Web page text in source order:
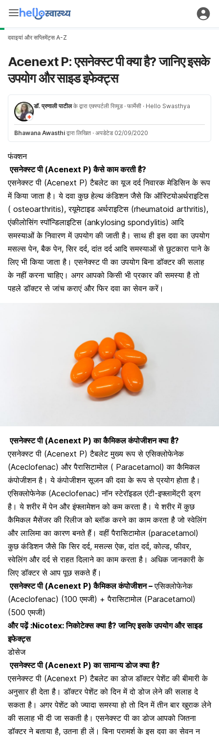
दवाइयां और सप्लिमेंट्स A-Z
Acenext P: एसनेक्स्ट पी क्या है? जानिए इसके
उपयोग और साइड इफेक्ट्स
डॉ. प्रणाली पाटीलके द्वारा एक्स्पर्टली रिव्यूड · फार्मेसी · Hello Swasthya
Bhawana Awasthi द्वारा लिखित · अपडेटेड 02/09/2020
फंक्शन
एसनेक्स्ट पी (Acenext P) कैसे काम करती है?
एसनेक्स्ट पी (Acenext P) टैबलेट का यूज दर्द निवारक मेडिसिन के रूप
में किया जाता है। ये दवा कुछ हेल्थ कंडिशन जैसे कि ऑस्टियोअर्थराइटिस
( osteoarthritis), रयूमेटाइड अर्थराइटिस (rheumatoid arthritis),
एंकीलोसिंग स्पॉन्डिलाइटिस (ankylosing spondylitis) आदि
समस्याओं के निवारण में उपयोग की जाती है। साथ ही इस दवा का उपयोग
मसल्स पेन, बैक पेन, सिर दर्द, दांत दर्द आदि समस्याओं से छुटकारा पाने के
लिए भी किया जाता है। एसनेक्स्ट पी का उपयोग बिना डॉक्टर की सलाह
के नहीं करना चाहिए। अगर आपको किसी भी प्रकार की समस्या है तो
पहले डॉक्टर से जांच कराएं और फिर दवा का सेवन करें।
एसनेक्स्ट पी (Acenext P) का कैमिकल कंपोजीशन क्या है?
एसनेक्स्ट पी (Acenext P) टैबलेट मुख्य रूप से एसिक्लोफेनेक
(Aceclofenac) और पैरासिटामोल ( Paracetamol) का कैमिकल
कंपोजीशन है। ये कंपोजीशन सूजन की दवा के रूप से प्रयोग होता है।
एसिक्लोफेनेक (Aceclofenac) नॉन स्टेराॅइडल एंटी-इफ्लामेंट्री ड्रग
है। ये शरीर में पेन और इंफ्लामेशन को कम करता है। ये शरीर में कुछ
कैमिकल मैसेंजर की रिलीज को ब्लॉक करने का काम करता है जो स्वेलिंग
और लालिमा का कारण बनते हैं। वहीं पैरासिटामोल (paracetamol)
कुछ कंडिशन जैसे कि सिर दर्द, मसल्स ऐक, दांत दर्द, कोल्ड, फीवर,
स्वेलिंग और दर्द से राहत दिलाने का काम करता है। अधिक जानकारी के
लिए डॉक्टर से आप पूछ सकते हैं।
एसनेक्स्ट पी (Acenext P)कैमिकल कंपोजीशन –एसिक्लोफेनेक
(Aceclofenac) (100 एमजी) + पैरासिटामोल (Paracetamol)
(500 एमजी)
और पढ़ें :Nicotex: निकोटेक्स क्या है? जानिए इसके उपयोग और साइड
इफेक्ट्स
डोसेज
एसनेक्स्ट पी (Acenext P)का सामान्य डोज क्या है?
एसनेक्स्ट पी (Acenext P) टैबलेट का डोज डॉक्टर पेशेंट की बीमारी के
अनुसार ही देता है। डॉक्टर पेशेंट को दिन में दो डोज लेने की सलाह दे
सकता है। अगर पेशेंट को ज्यादा समस्या हो तो दिन में तीन बार खुराक लेने
की सलाह भी दी जा सकती है। एसनेक्स्ट पी का डोज आपको जितना
डॉक्टर ने बताया है, उतना ही लें। बिना परामर्श के इस दवा का सेवन न